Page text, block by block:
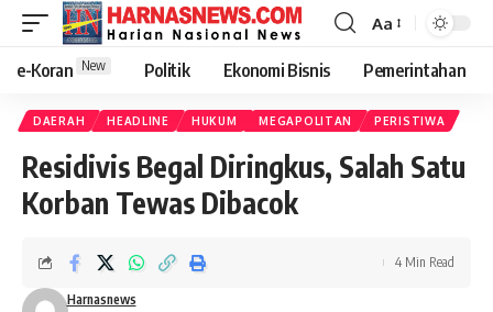
Aa
e-Koran New Politik Ekonomi Bisnis Pemerintahan
DAERAH HEADLINE HUKUM MEGAPOLITAN PERISTIWA
Residivis Begal Diringkus, Salah Satu
Korban Tewas Dibacok
Harnasnews
4 Min Read